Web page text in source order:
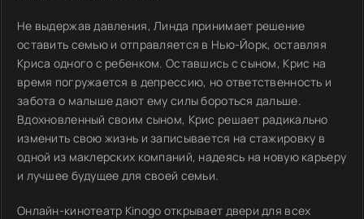
Не выдержав давления, Линда принимает решение
оставить семью и отправляется в Нью-Йорк, оставляя
Криса одного с ребенком. Оставшись с сыном, Крис на
время погружается в депрессию, но ответственность и
забота о малыше дают ему силы бороться дальше.
Вдохновленный своим сыном, Крис решает радикально
изменить свою жизнь и записывается на стажировку в
одной из маклерских компаний, надеясь на новую карьеру
и лучшее будущее для своей семьи.
Онлайн-кинотеатр Kinogo открывает двери для всех